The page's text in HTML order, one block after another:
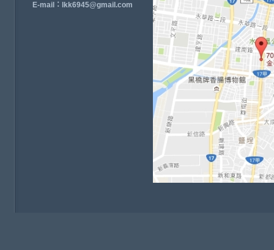
E-mail：lkk6945@gmail.com